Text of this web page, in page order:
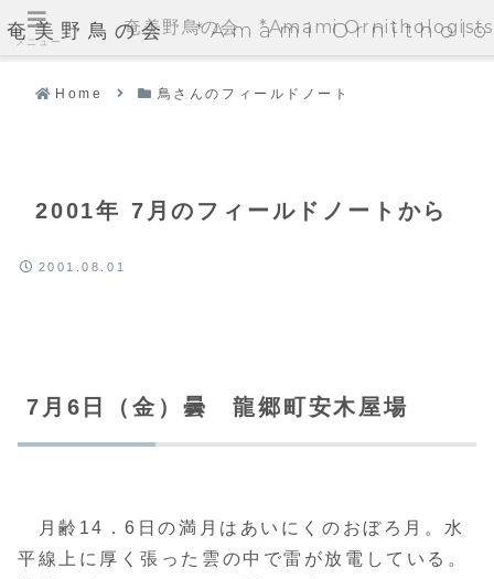
奄美野鳥の会 *Amami
Home 鳥さんのフィールドノート
2001年 7月のフィールドノートから
2001.08.01
7月6日（金）曇 龍郷町安木屋場
月齢14．6日の満月はあいにくのおぼろ月。水
平線上に厚く張った雲の中で雷が放電している。
メニュー
奄美野鳥の会 *Amami